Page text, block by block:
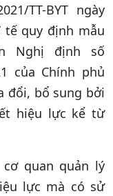
TT-BYT ngày
tế quy định mẫu
Nghị định số
của Chính phủ
đổi, bổ sung bởi
hiệu lực kể từ
quan quản lý
lực mà có sử